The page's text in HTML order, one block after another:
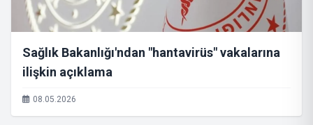
Sağlık Bakanlığı'ndan "hantavirüs" vakalarına
ilişkin açıklama
08.05.2026